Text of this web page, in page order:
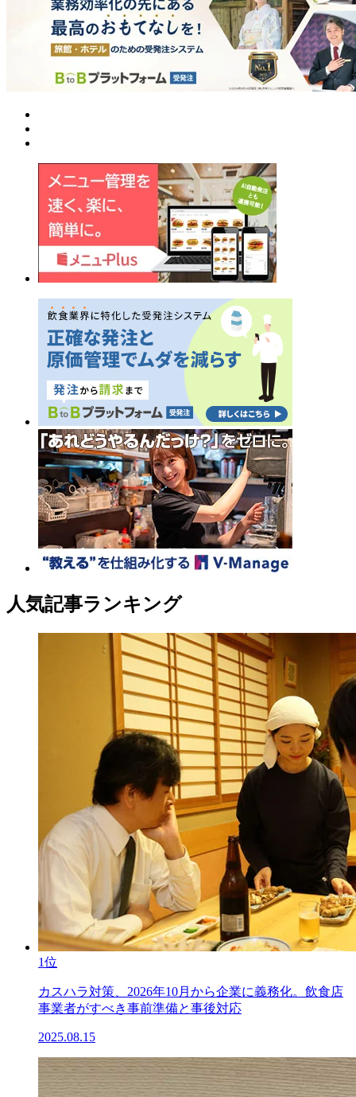
人気記事ランキング
1位
カスハラ対策、2026年10月から企業に義務化。飲食店
事業者がすべき事前準備と事後対応
2025.08.15